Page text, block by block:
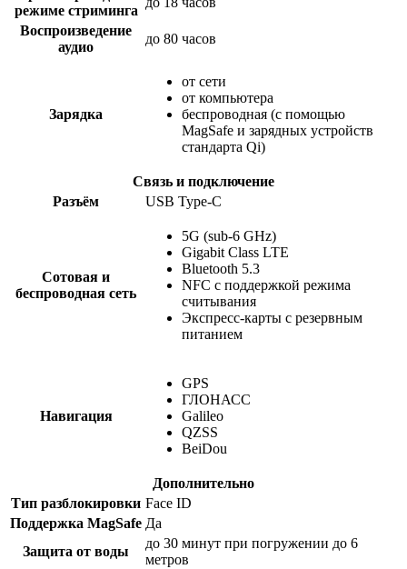
режиме стриминга
Воспроизведение
аудио
до 80 часов
Зарядка
от сети
от компьютера
беспроводная (с помощью
MagSafe и зарядных устройств
стандарта Qi)
Связь и подключение
Разъём
USB Type-C
Сотовая и
беспроводная сеть
5G (sub‑6 GHz)
Gigabit Class LTE
Bluetooth 5.3
NFC с поддержкой режима
считывания
Экспресс‑карты с резервным
питанием
Навигация
GPS
ГЛОНАСС
Galileo
QZSS
BeiDou
Дополнительно
Тип разблокировки Face ID
Поддержка MagSafe Да
Защита от воды
до 30 минут при погружении до 6
метров